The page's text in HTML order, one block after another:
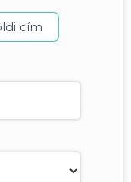
cím